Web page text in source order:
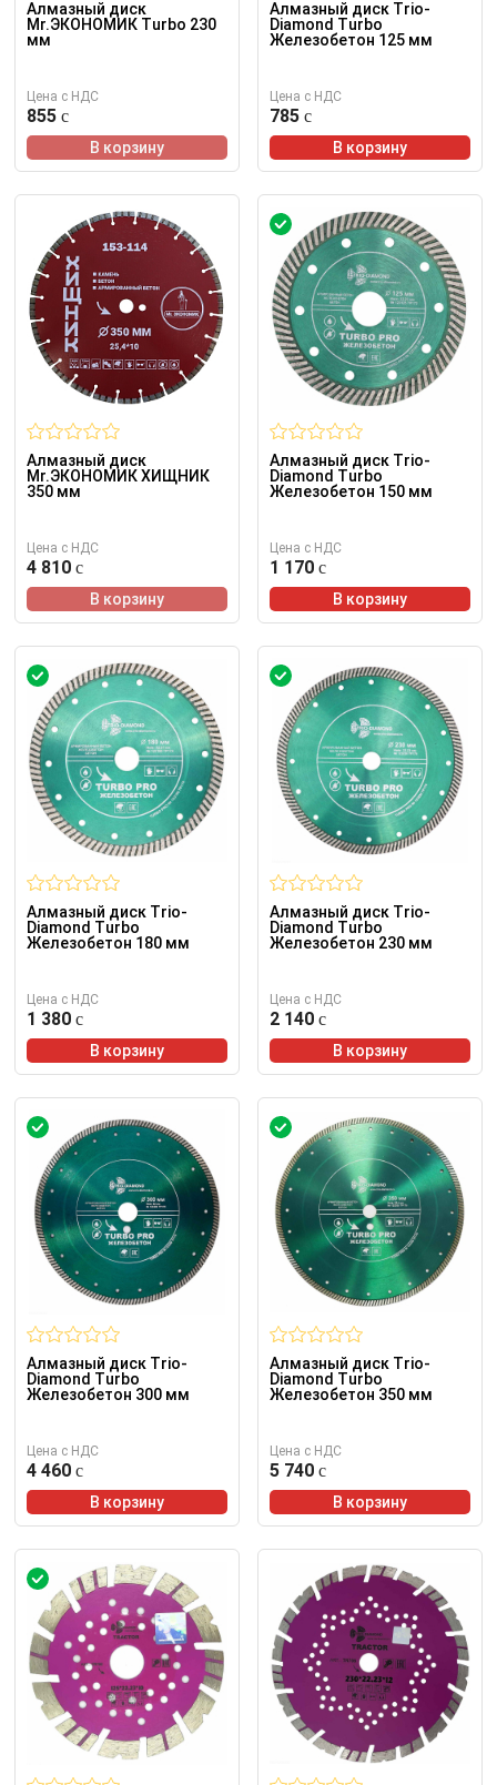
Алмазный диск
Mr.ЭКОНОМИК Turbo 230
мм
Цена с НДС
855
В корзину
Алмазный диск Trio-
Diamond Turbo
Железобетон 125 мм
Цена с НДС
785
В корзину
Алмазный диск
Mr.ЭКОНОМИК ХИЩНИК
350 мм
Цена с НДС
4 810
В корзину
Алмазный диск Trio-
Diamond Turbo
Железобетон 150 мм
Цена с НДС
1 170
В корзину
Алмазный диск Trio-
Diamond Turbo
Железобетон 180 мм
Цена с НДС
1 380
В корзину
Алмазный диск Trio-
Diamond Turbo
Железобетон 230 мм
Цена с НДС
2 140
В корзину
Алмазный диск Trio-
Diamond Turbo
Железобетон 300 мм
Цена с НДС
4 460
В корзину
Алмазный диск Trio-
Diamond Turbo
Железобетон 350 мм
Цена с НДС
5 740
В корзину